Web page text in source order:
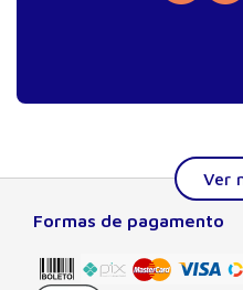
A Editora Manole é líder
Formas de pagamento